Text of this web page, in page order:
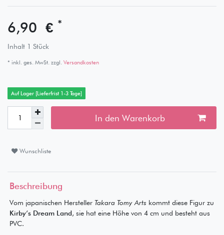
6,90 € *
Inhalt 1 Stück
* inkl. ges. MwSt. zzgl. Versandkosten
Auf Lager [Lieferfrist 1-3 Tage]
In den Warenkorb
Wunschliste
Beschreibung
Vom japanischen Hersteller Takara Tomy Arts kommt diese Figur zu
Kirby’s Dream Land, sie hat eine Höhe von 4 cm und besteht aus
PVC.